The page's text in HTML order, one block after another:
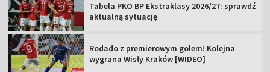
Tabela PKO BP Ekstraklasy 2026/27: sprawdź
aktualną sytuację
Rodado z premierowym golem! Kolejna
wygrana Wisły Kraków [WIDEO]